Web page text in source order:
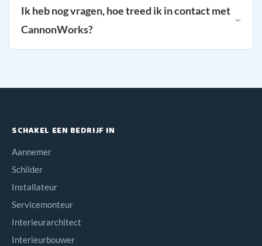
Ik heb nog vragen, hoe treed ik in contact met
CannonWorks?
SCHAKEL EEN BEDRIJF IN
Aannemer
Schilder
Installateur
Servicemonteur
Interieurarchitect
Interieurbouwer